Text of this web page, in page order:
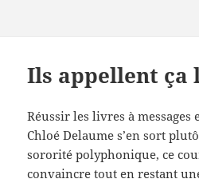
Ils appellent ça
Réussir les livres à
Chloé Delaume s’en sort
sororité polyphonique, ce
convaincre tout en restant